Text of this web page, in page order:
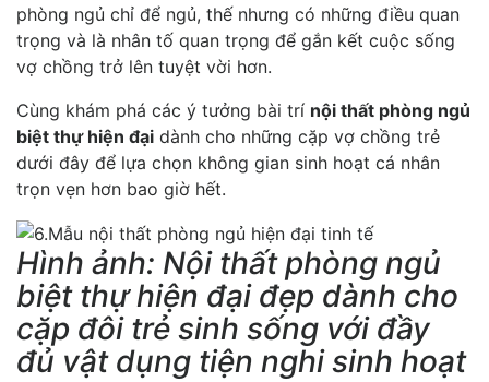
phòng ngủ chỉ để ngủ, thế nhưng có những điều quan
trọng và là nhân tố quan trọng để gắn kết cuộc sống
vợ chồng trở lên tuyệt vời hơn.
Cùng khám phá các ý tưởng bài trí nội thất phòng ngủ
biệt thự hiện đại dành cho những cặp vợ chồng trẻ
dưới đây để lựa chọn không gian sinh hoạt cá nhân
trọn vẹn hơn bao giờ hết.
Hình ảnh: Nội thất phòng ngủ
biệt thự hiện đại đẹp dành cho
cặp đôi trẻ sinh sống với đầy
đủ vật dụng tiện nghi sinh hoạt